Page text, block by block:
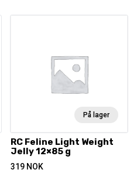
På lager
RC Feline Light Weight
Jelly 12×85 g
319 NOK